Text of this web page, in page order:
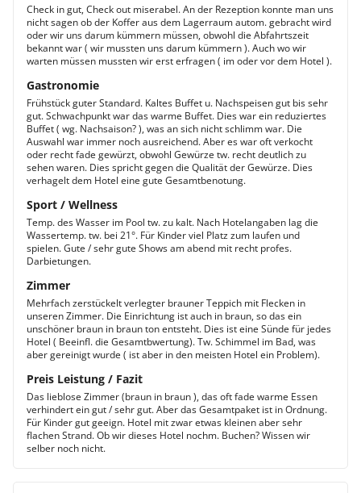
Check in gut, Check out miserabel. An der Rezeption konnte man uns
nicht sagen ob der Koffer aus dem Lagerraum autom. gebracht wird
oder wir uns darum kümmern müssen, obwohl die Abfahrtszeit
bekannt war ( wir mussten uns darum kümmern ). Auch wo wir
warten müssen mussten wir erst erfragen ( im oder vor dem Hotel ).
Gastronomie
Frühstück guter Standard. Kaltes Buffet u. Nachspeisen gut bis sehr
gut. Schwachpunkt war das warme Buffet. Dies war ein reduziertes
Buffet ( wg. Nachsaison? ), was an sich nicht schlimm war. Die
Auswahl war immer noch ausreichend. Aber es war oft verkocht
oder recht fade gewürzt, obwohl Gewürze tw. recht deutlich zu
sehen waren. Dies spricht gegen die Qualität der Gewürze. Dies
verhagelt dem Hotel eine gute Gesamtbenotung.
Sport / Wellness
Temp. des Wasser im Pool tw. zu kalt. Nach Hotelangaben lag die
Wassertemp. tw. bei 21°. Für Kinder viel Platz zum laufen und
spielen. Gute / sehr gute Shows am abend mit recht profes.
Darbietungen.
Zimmer
Mehrfach zerstückelt verlegter brauner Teppich mit Flecken in
unseren Zimmer. Die Einrichtung ist auch in braun, so das ein
unschöner braun in braun ton entsteht. Dies ist eine Sünde für jedes
Hotel ( Beeinfl. die Gesamtbwertung). Tw. Schimmel im Bad, was
aber gereinigt wurde ( ist aber in den meisten Hotel ein Problem).
Preis Leistung / Fazit
Das lieblose Zimmer (braun in braun ), das oft fade warme Essen
verhindert ein gut / sehr gut. Aber das Gesamtpaket ist in Ordnung.
Für Kinder gut geeign. Hotel mit zwar etwas kleinen aber sehr
flachen Strand. Ob wir dieses Hotel nochm. Buchen? Wissen wir
selber noch nicht.